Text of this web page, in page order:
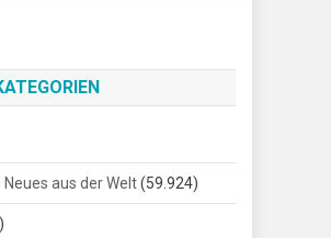
aus der Welt(59.924)